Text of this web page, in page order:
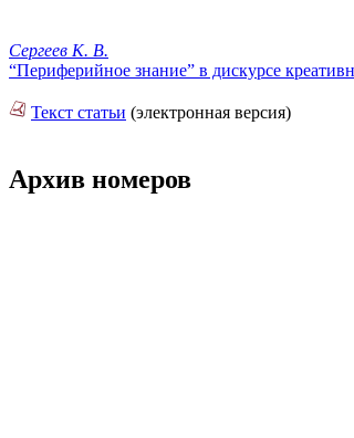
Сергеев К. В.
“Периферийное знание” в дискурсе
Текст статьи (электронная версия)
Архив номеров